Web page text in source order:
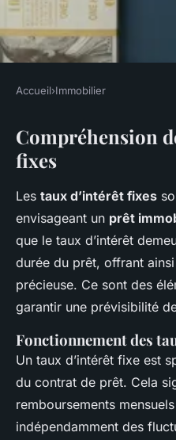
Comprendre
fixes et
immobiliers:
savoir
Olivia 18 février 2025 5 min
Accueil›Immobilier
Compréhension
fixes
Les taux d’intérêt fixes
envisageant un prêt
que le taux d’intérêt
durée du prêt, offrant
précieuse. Ce sont des
garantir une prévisibilité
Fonctionnement des
Un taux d’intérêt fixe est
du contrat de prêt. Cela
remboursements
indépendamment des